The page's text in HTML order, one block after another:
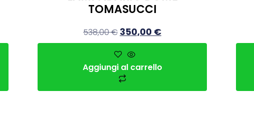
TOMASUCCI
538,00€ 350,00 €
Aggiungi al carrello